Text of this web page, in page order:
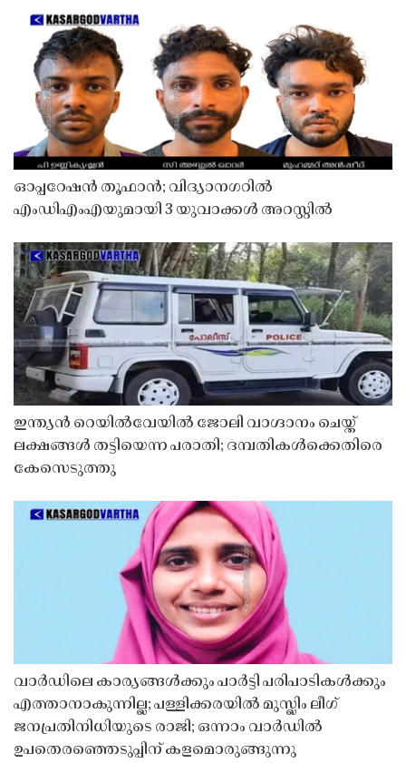
ഓപ്പറേഷൻ തൂഫാൻ; വിദ്യാനഗറിൽ
എംഡിഎംഎയുമായി 3 യുവാക്കൾ അറസ്റ്റിൽ
ഇന്ത്യൻ റെയിൽവേയിൽ ജോലി വാഗ്ദാനം ചെയ്ത്
ലക്ഷങ്ങൾ തട്ടിയെന്ന പരാതി; ദമ്പതികൾക്കെതിരെ
കേസെടുത്തു
വാർഡിലെ കാര്യങ്ങൾക്കും പാർട്ടി പരിപാടികൾക്കും
എത്താനാകുന്നില്ല; പള്ളിക്കരയിൽ മുസ്ലിം ലീഗ്
ജനപ്രതിനിധിയുടെ രാജി; ഒന്നാം വാർഡിൽ
ഉപതെരഞ്ഞെടുപ്പിന് കളമൊരുങ്ങുന്നു